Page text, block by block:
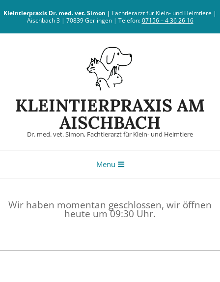
content
Kleintierpraxis Dr. med. vet. Simon | Fachtierarzt für Klein- und Heimtiere |
Aischbach 3 | 70839 Gerlingen | Telefon:07156 – 4 36 26 16
KLEINTIERPRAXIS AM
AISCHBACH
Dr. med. vet. Simon, Fachtierarzt für Klein- und Heimtiere
Menu
Wir haben momentan geschlossen, wir öffnen
heute um 09:30 Uhr.